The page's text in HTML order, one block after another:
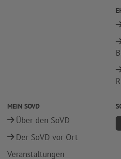
MEIN SOVD
Über den SoVD
Der SoVD vor Ort
Veranstaltungen